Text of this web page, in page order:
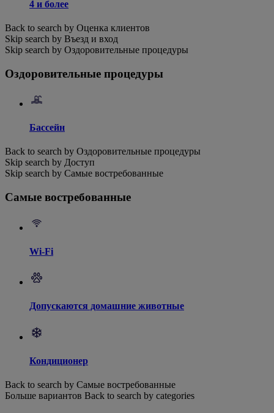
4 и более
Back to search by Оценка клиентов
Skip search by Въезд и вход
Skip search by Оздоровительные процедуры
Оздоровительные процедуры
Бассейн
Back to search by Оздоровительные процедуры
Skip search by Доступ
Skip search by Самые востребованные
Самые востребованные
Wi-Fi
Допускаются домашние животные
Кондиционер
Back to search by Самые востребованные
Больше вариантов Back to search by categories